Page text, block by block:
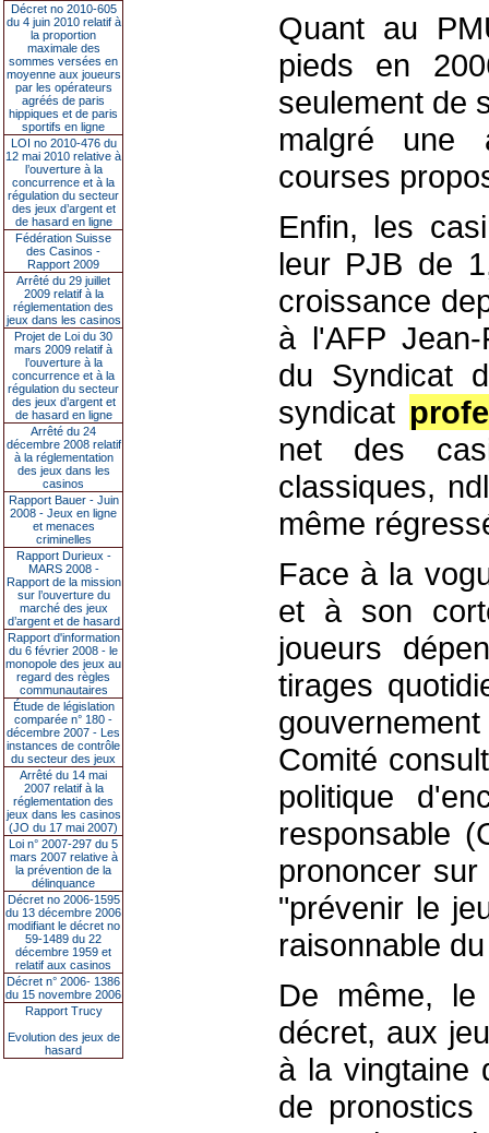
Décret no 2010-605
du 4 juin 2010 relatif à
la proportion
maximale des
sommes versées en
moyenne aux joueurs
par les opérateurs
agréés de paris
hippiques et de paris
sportifs en ligne
LOI no 2010-476 du
12 mai 2010 relative à
l’ouverture à la
concurrence et à la
régulation du secteur
des jeux d’argent et
de hasard en ligne
Fédération Suisse
des Casinos -
Rapport 2009
Arrêté du 29 juillet
2009 relatif à la
réglementation des
jeux dans les casinos
Projet de Loi du 30
mars 2009 relatif à
l’ouverture à la
concurrence et à la
régulation du secteur
des jeux d’argent et
de hasard en ligne
Arrêté du 24
décembre 2008 relatif
à la réglementation
des jeux dans les
casinos
Rapport Bauer - Juin
2008 - Jeux en ligne
et menaces
criminelles
Rapport Durieux -
MARS 2008 -
Rapport de la mission
sur l’ouverture du
marché des jeux
d’argent et de hasard
Rapport d'information
du 6 février 2008 - le
monopole des jeux au
regard des règles
communautaires
Étude de législation
comparée n° 180 -
décembre 2007 - Les
instances de contrôle
du secteur des jeux
Arrêté du 14 mai
2007 relatif à la
réglementation des
jeux dans les casinos
(JO du 17 mai 2007)
Loi n° 2007-297 du 5
mars 2007 relative à
la prévention de la
délinquance
Décret no 2006-1595
du 13 décembre 2006
modifiant le décret no
59-1489 du 22
décembre 1959 et
relatif aux casinos
Décret n° 2006- 1386
du 15 novembre 2006
Rapport Trucy
Evolution des jeux de
hasard
Quant au
pieds en
seulement de
malgré une
courses
Enfin, les
leur PJB de
croissance
à l'AFP
du Syndicat
syndicat
net des
classiques,
même
Face à la
et à son
joueurs
tirages
Comité
politique
responsable
prononcer
"prévenir le
raisonnable
De même, le
décret, aux
à la vingtaine
de